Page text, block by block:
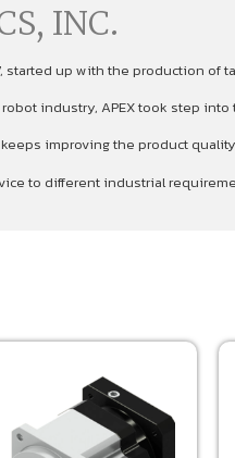
INC.
started up with the production
industry, APEX took step
improving the product
to different industrial